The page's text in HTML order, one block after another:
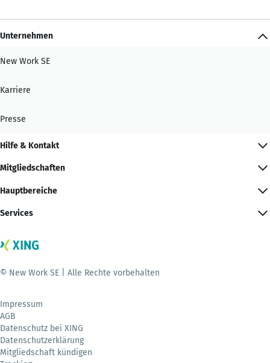
Unternehmen
New Work SE
Karriere
Presse
Hilfe & Kontakt
Mitgliedschaften
Hauptbereiche
Services
© New Work SE | Alle Rechte vorbehalten
Impressum
AGB
Datenschutz bei XING
Datenschutzerklärung
Mitgliedschaft kündigen